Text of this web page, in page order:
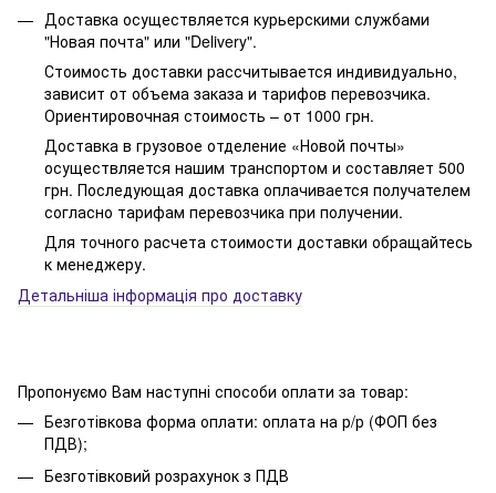
Доставка осуществляется курьерскими службами
"Новая почта" или "Delivery".
Стоимость доставки рассчитывается индивидуально,
зависит от объема заказа и тарифов перевозчика.
Ориентировочная стоимость – от 1000 грн.
Доставка в грузовое отделение «Новой почты»
осуществляется нашим транспортом и составляет 500
грн. Последующая доставка оплачивается получателем
согласно тарифам перевозчика при получении.
Для точного расчета стоимости доставки обращайтесь
к менеджеру.
Детальніша інформація про доставку
Пропонуємо Вам наступні способи оплати за товар:
Безготівкова форма оплати: оплата на р/р (ФОП без
ПДВ);
Безготівковий розрахунок з ПДВ